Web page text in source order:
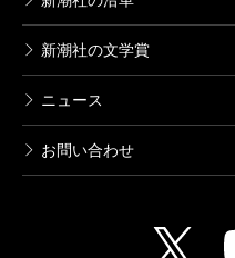
新潮社の文学賞
ニュース
お問い合わせ